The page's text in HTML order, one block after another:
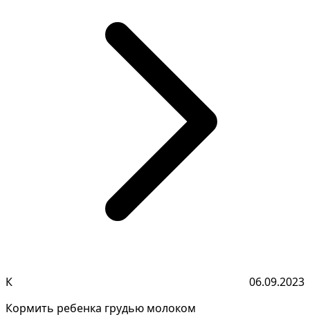
К
06.09.2023
Кормить ребенка грудью молоком